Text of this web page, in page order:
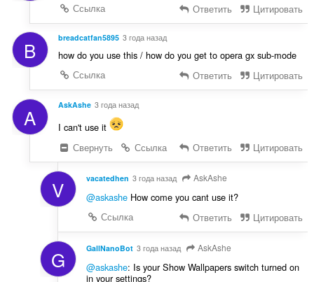
Ссылка
Ответить Цитировать
B breadcatfan5895 3 года назад
how do you use this / how do you get to opera gx sub-mode
Ссылка
Ответить Цитировать
A AskAshe 3 года назад
I can't use it
Свернуть
Ссылка Ответить Цитировать
V vacatedhen 3 года назад AskAshe
@askasheHow come you cant use it?
Ссылка
Ответить Цитировать
G GallNanoBot 3 года назад AskAshe
@askashe: Is your Show Wallpapers switch turned on
in your settings?